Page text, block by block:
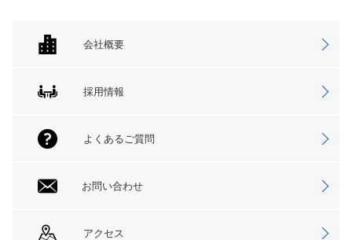
会社概要
採用情報
よくあるご質問
お問い合わせ
アクセス